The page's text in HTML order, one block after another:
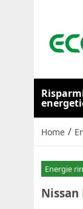
Home /
Energie
Nissan